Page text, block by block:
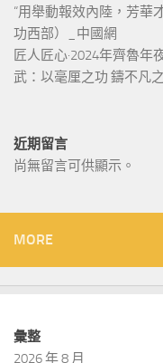
“用舉動報效內陸，芳華
功西部）_中國網
匠人匠心·2024年齊魯年
武：以毫厘之功 鑄不凡
近期留言
尚無留言可供顯示。
MORE
彙整
2026 年 8 月